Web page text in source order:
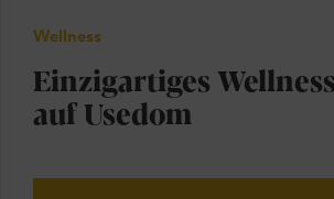
Wellness
Einzigartiges
auf Usedom